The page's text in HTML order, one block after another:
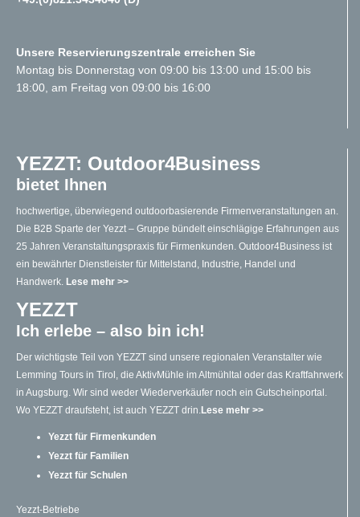
Unsere Reservierungszentrale erreichen Sie
Montag bis Donnerstag von 09:00 bis 13:00 und 15:00 bis
18:00, am Freitag von 09:00 bis 16:00
YEZZT: Outdoor4Business
bietet Ihnen
hochwertige, überwiegend outdoorbasierende Firmenveranstaltungen an.
Die B2B Sparte der Yezzt – Gruppe bündelt einschlägige Erfahrungen aus
25 Jahren Veranstaltungspraxis für Firmenkunden. Outdoor4Business ist
ein bewährter Dienstleister für Mittelstand, Industrie, Handel und
Handwerk. Lese mehr >>
YEZZT
Ich erlebe – also bin ich!
Der wichtigste Teil von YEZZT sind unsere regionalen Veranstalter wie
Lemming Tours in Tirol, die AktivMühle im Altmühltal oder das Kraftfahrwerk
in Augsburg. Wir sind weder Wiederverkäufer noch ein Gutscheinportal.
Wo YEZZT draufsteht, ist auch YEZZT drin. Lese mehr >>
Yezzt für Firmenkunden
Yezzt für Familien
Yezzt für Schulen
Yezzt-Betriebe